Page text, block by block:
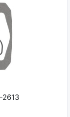
2613